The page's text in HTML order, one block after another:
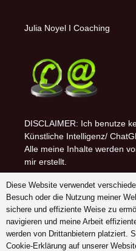
Julia Noyel I Coaching
DISCLAIMER: Ich benutze
Künstliche Intelligenz/
Alle meine Inhalte werden
mir erstellt.
Follow me on (-:
youtube
INSTAGRAM
Pinterest
Diese Website verwendet
Besuch oder die Nutzung meiner
sichere und effiziente Weise zu
navigieren und meine Arbeit
werden von Drittanbietern platziert.
Cookie-Erklärung auf unserer